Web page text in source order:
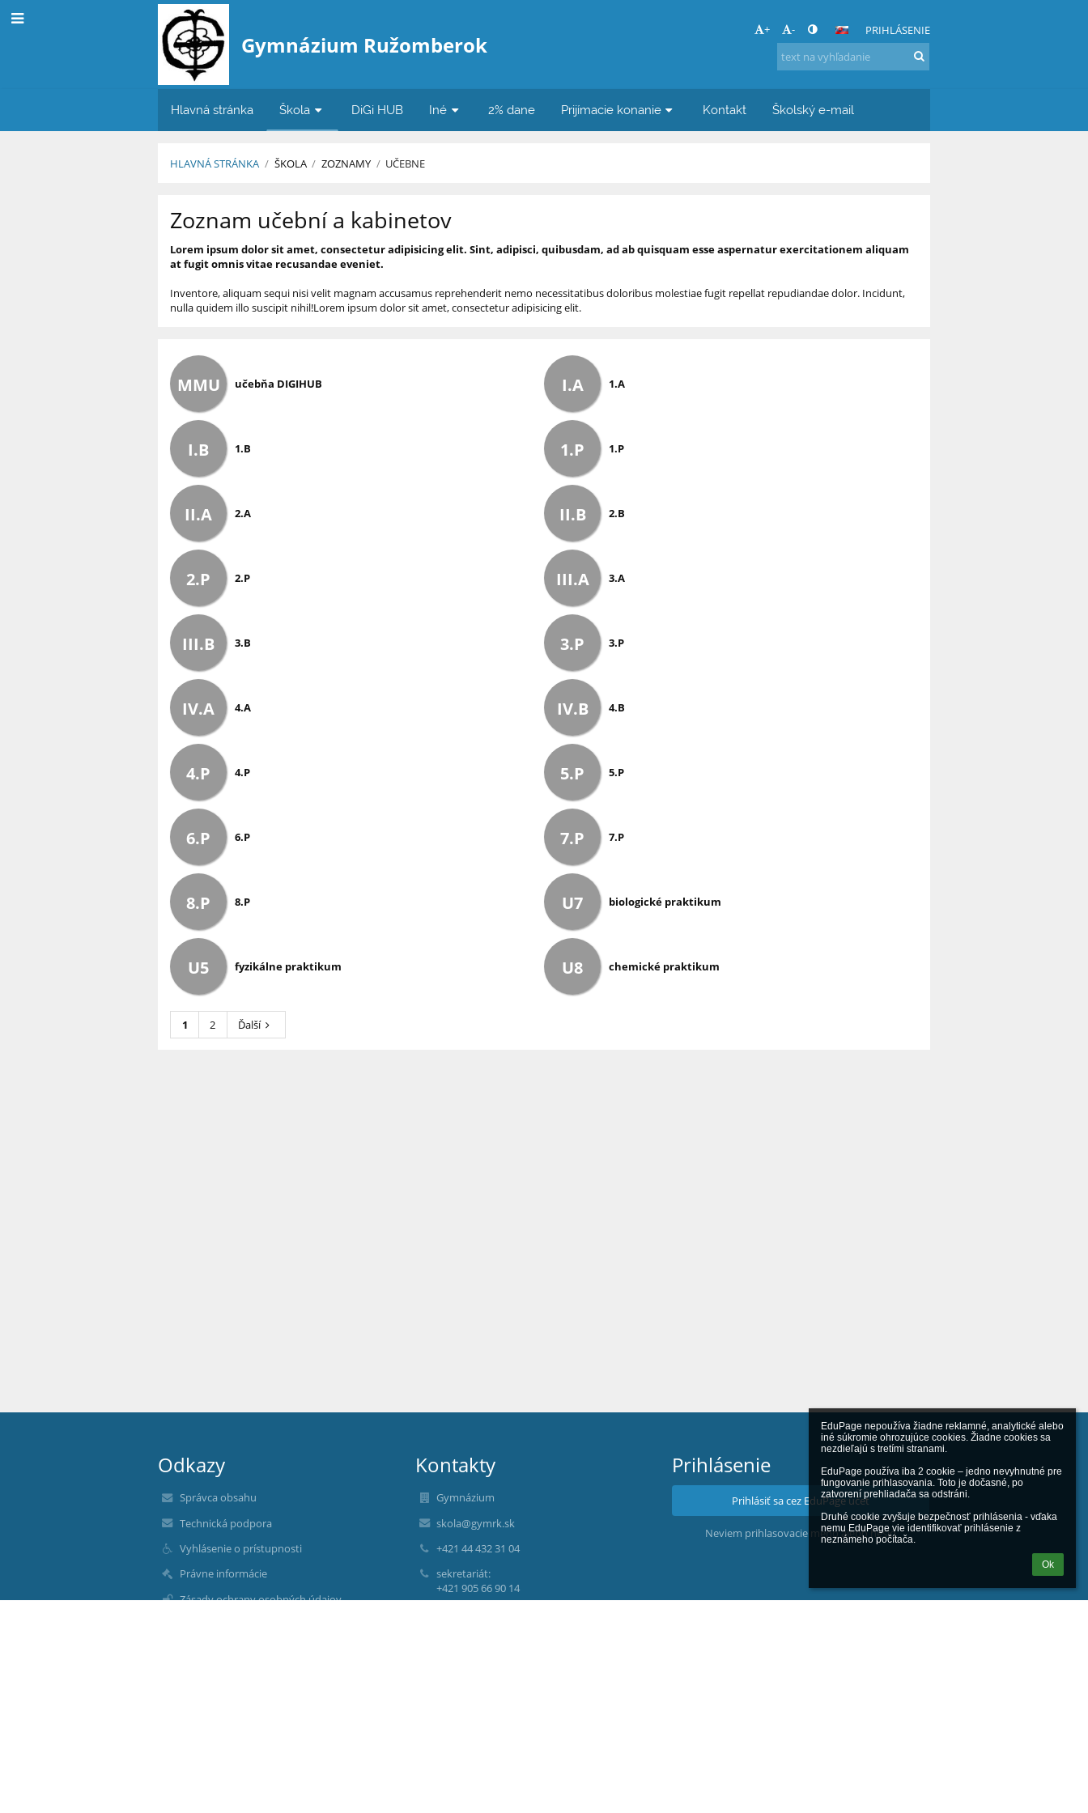
EduPage nepoužíva žiadne reklamné, analytické alebo
iné súkromie ohrozujúce cookies. Žiadne cookies sa
nezdieľajú s tretími stranami.
EduPage používa iba 2 cookie – jedno nevyhnutné pre
fungovanie prihlasovania. Toto je dočasné, po
zatvorení prehliadača sa odstráni.
Druhé cookie zvyšuje bezpečnosť prihlásenia - vďaka
nemu EduPage vie identifikovať prihlásenie z
neznámeho počítača.
Ok
Gymnázium Ružomberok
+ - PRIHLÁSENIE
Hlavná stránka Škola DiGi HUB Iné 2% dane Prijímacie konanie Kontakt Školský e-mail
HLAVNÁ STRÁNKA / ŠKOLA / ZOZNAMY / UČEBNE
Učebne
Zoznam učební a kabinetov
Lorem ipsum dolor sit amet, consectetur adipisicing elit. Sint, adipisci, quibusdam, ad ab quisquam esse aspernatur exercitationem aliquam
at fugit omnis vitae recusandae eveniet.
Inventore, aliquam sequi nisi velit magnam accusamus reprehenderit nemo necessitatibus doloribus molestiae fugit repellat repudiandae dolor. Incidunt,
nulla quidem illo suscipit nihil!Lorem ipsum dolor sit amet, consectetur adipisicing elit.
MMU učebňa DIGIHUB I.A 1.A
I.B 1.B 1.P 1.P
II.A 2.A II.B 2.B
2.P 2.P III.A 3.A
III.B 3.B 3.P 3.P
IV.A 4.A IV.B 4.B
4.P 4.P 5.P 5.P
6.P 6.P 7.P 7.P
8.P 8.P U7 biologické praktikum
U5 fyzikálne praktikum U8 chemické praktikum
1 2 Ďalší
Odkazy
Správca obsahu
Technická podpora
Vyhlásenie o prístupnosti
Právne informácie
Zásady ochrany osobných údajov
Kontakty
Gymnázium
skola@gymrk.sk
+421 44 432 31 04
sekretariát:
+421 905 66 90 14
Prihlásenie
Prihlásiť sa cez EduPage účet
Neviem prihlasovacie meno alebo heslo